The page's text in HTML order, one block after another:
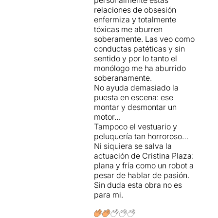
obsessió patològica per una
presència.
És podria haver adaptat de
moltes maneres peròLucia
del Grecoopta pel màxim
contrast, una màquina
qualsevol que Cristina
Plazasva desmuntant poc a
poc mentre s’endinsa en la
seva història.Lali Canosa
la creadora d’aquest motor
que la intèrpret va movent,
desfent amb calma i li
permet tocar-lo, abraçar-lo,
parlar-li com si fos ell que
està allà amb ella. La
directora juga amb el
contrast entre la passió i la
fredor de la mecànica en
aquest espai futurista
una màquina i una
relaciones de obsesión
enfermiza y totalmente
tóxicas me aburren
soberamente. Las veo como
conductas patéticas y sin
sentido y por lo tanto el
monólogo me ha aburrido
soberanamente.
No ayuda demasiado la
puesta en escena: ese
montar y desmontar un
motor…
Tampoco el vestuario y
peluquería tan horroroso…
Ni siquiera se salva la
actuación de Cristina Plaza:
plana y fría como un robot a
pesar de hablar de pasión.
Sin duda esta obra no es
para mi.